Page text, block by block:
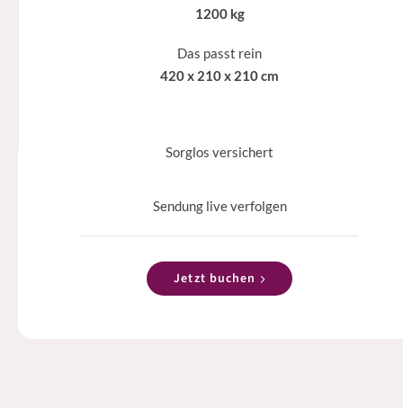
1200 kg
Das passt rein
420 x 210 x 210 cm
Sorglos versichert
Sendung live verfolgen
Jetzt buchen